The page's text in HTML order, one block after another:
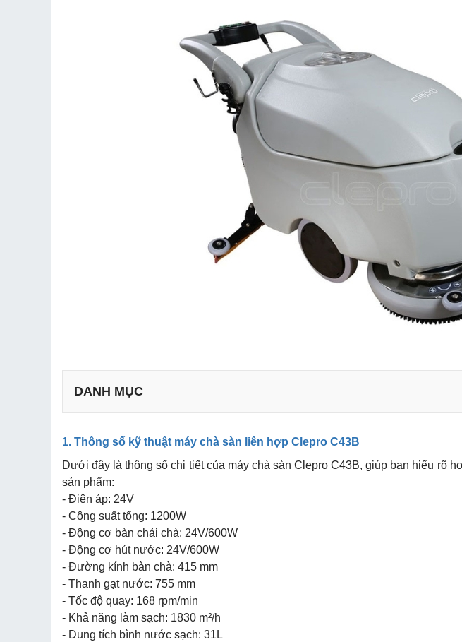
DANH MỤC
a. Hiệu suất làm sạch vượt trội
b. Thiết kế tiện dụng, dễ di chuyển
c. Dung tích bình chứa lớn
1. Thông số kỹ thuật máy chà sàn liên hợp Clepro C43B
Dưới đây là thông số chi tiết của máy chà sàn Clepro C43B, giúp bạn hiểu rõ
sản phẩm:
- Điện áp: 24V
- Công suất tổng: 1200W
- Động cơ bàn chải chà: 24V/600W
- Động cơ hút nước: 24V/600W
- Đường kính bàn chà: 415 mm
- Thanh gạt nước: 755 mm
- Tốc độ quay: 168 rpm/min
- Khả năng làm sạch: 1830 m²/h
- Dung tích bình nước sạch: 31L